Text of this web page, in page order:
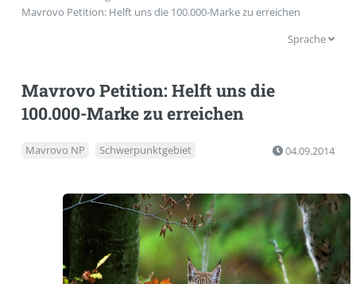
Mavrovo Petition: Helft uns die 100.000-Marke zu erreichen
Sprache
Mavrovo Petition: Helft uns die
100.000-Marke zu erreichen
Mavrovo NP Schwerpunktgebiet 04.09.2014